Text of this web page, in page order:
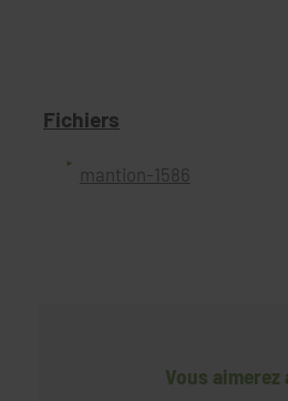
Fichiers
mantion-1586
Vous aimerez